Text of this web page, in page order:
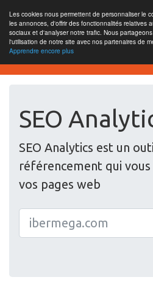
Les cookies nous permettent de personnaliser le
les annonces, d'offrir des fonctionnalités relatives
sociaux et d'analyser notre trafic. Nous
l'utilisation de notre site avec nos partenaires de
Apprendre encore plus
SEO Analytics
SEO
SEO Analytics est un
référencement qui vous
vos pages web